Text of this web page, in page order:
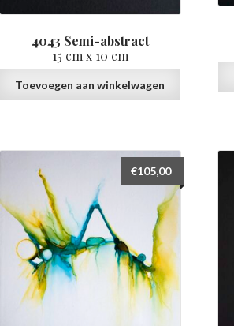
4043 Semi-abstract
15 cm x 10 cm
Toevoegen aan winkelwagen
€105,00